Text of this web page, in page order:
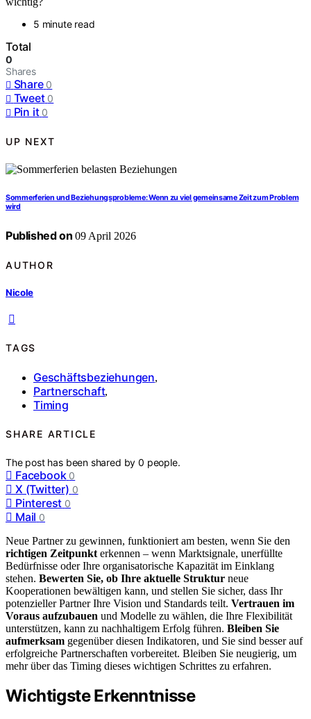
5 minute read
Total
0
Shares
Share 0
Tweet 0
Pin it 0
UP NEXT
Sommerferien und Beziehungsprobleme: Wenn zu viel gemeinsame Zeit zum Problem
wird
Published on 09 April 2026
AUTHOR
Nicole
TAGS
Geschäftsbeziehungen,
Partnerschaft,
Timing
SHARE ARTICLE
The post has been shared by0 people.
Facebook 0
X (Twitter) 0
Pinterest 0
Mail 0
Neue Partner zu gewinnen, funktioniert am besten, wenn Sie den
richtigen Zeitpunkt erkennen – wenn Marktsignale, unerfüllte
Bedürfnisse oder Ihre organisatorische Kapazität im Einklang
stehen. Bewerten Sie, ob Ihre aktuelle Struktur neue
Kooperationen bewältigen kann, und stellen Sie sicher, dass Ihr
potenzieller Partner Ihre Vision und Standards teilt. Vertrauen im
Voraus aufzubauen und Modelle zu wählen, die Ihre Flexibilität
unterstützen, kann zu nachhaltigem Erfolg führen. Bleiben Sie
aufmerksam gegenüber diesen Indikatoren, und Sie sind besser auf
erfolgreiche Partnerschaften vorbereitet. Bleiben Sie neugierig, um
mehr über das Timing dieses wichtigen Schrittes zu erfahren.
Wichtigste Erkenntnisse